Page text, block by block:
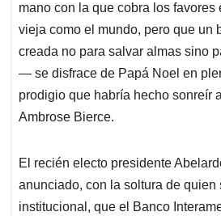
A
p
p
o
o
k
d
I
n
d
s
mano con la que cobra los favores
vieja como el mundo, pero que
creada no para salvar almas sino
— se disfrace de Papá Noel en
prodigio que habría hecho sonreír
Ambrose Bierce.
El recién electo presidente
anunciado, con la soltura de quien
institucional, que el Banco